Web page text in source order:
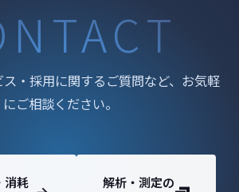
・採用に関するご質問など、お気軽
にご相談ください。
消耗
解析・測定の